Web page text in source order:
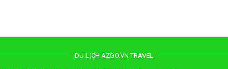
DU LỊCH AZGO.VN TRAVEL